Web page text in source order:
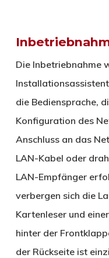
Die Inbetriebnahme
die Bediensprache,
Konfiguration des
Anschluss an das
LAN-Kabel oder
LAN-Empfänger
verbergen sich die
Kartenleser und
hinter der
der Rückseite ist